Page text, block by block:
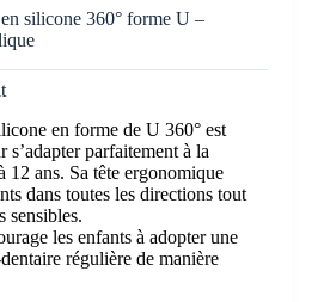
silicone 360° forme U –
en forme de U 360° est
s’adapter parfaitement à la
12 ans. Sa tête ergonomique
dans toutes les directions tout
sensibles.
les enfants à adopter une
régulière de manière